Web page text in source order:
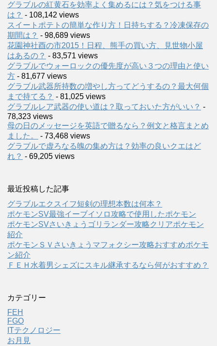
グラブルの紅黄石を効率よく集めるには？気をつける事
は？ - 108,142 views
スイートポテトの簡単な作り方！日持ちする？冷凍保存の
期間は？ - 98,689 views
花園神社酉の市2015！日程、熊手の買い方、見世物小屋
はあるの？ - 83,571 views
グラブルでウォーロックの優先度が高い３つの理由と使い
方 - 81,677 views
グラブル武器所持数の増やし方ってどうするの？最大何個
まで持てる？ - 81,025 views
グラブルレア武器の使い道は？取っておいた方がいい？ -
78,323 views
母の日のメッセージを英語で贈るなら？例文と格言まとめ
ました。
- 73,468 views
グラブルで虚ろなる魄の集め方は？効率の良いクエはど
れ？ - 69,205 views
最近投稿した記事
グラブルエクスイフ短剣の理想本数は何本？
ポケモンSV最強イーブイソロ攻略で使用したポケモン
ポケモンSVさいきょうゴリランダー攻略クリアポケモン
紹介
ポケモンＳＶさいきょうマフォクシー攻略おすすめポケモ
ン紹介
ＦＥＨ水着男シェズにスキル継承するなら何がおすすめ？
カテゴリー
FEH
FGO
ITテクノロジー
お月見